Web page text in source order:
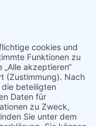
Datenschutz